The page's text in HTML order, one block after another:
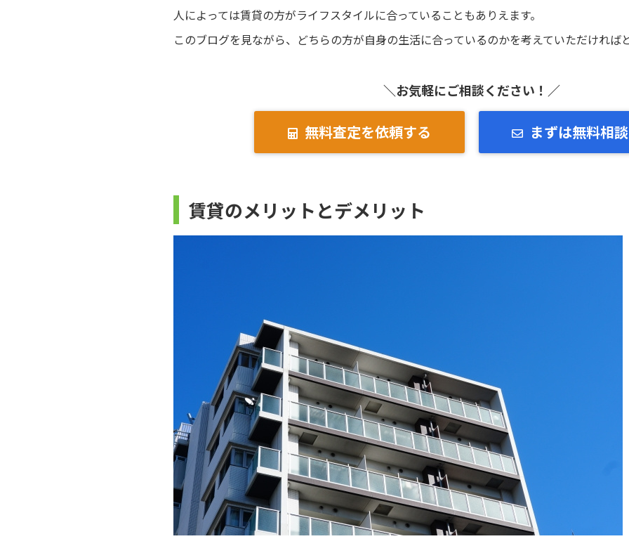
人によっては賃貸の方がライフスタイルに合っていることもありえます。
このブログを見ながら、どちらの方が自身の生活に合っているのかを考えていただければ
＼お気軽にご相談ください！／
無料査定を依頼する まずは無料相
賃貸のメリットとデメリット